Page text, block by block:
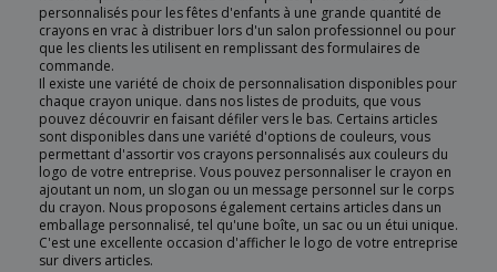
personnalisés pour les fêtes d'enfants à une grande quantité de
crayons en vrac à distribuer lors d'un salon professionnel ou pour
que les clients les utilisent en remplissant des formulaires de
commande.
Il existe une variété de choix de personnalisation disponibles pour
chaque crayon unique. dans nos listes de produits, que vous
pouvez découvrir en faisant défiler vers le bas. Certains articles
sont disponibles dans une variété d'options de couleurs, vous
permettant d'assortir vos crayons personnalisés aux couleurs du
logo de votre entreprise. Vous pouvez personnaliser le crayon en
ajoutant un nom, un slogan ou un message personnel sur le corps
du crayon. Nous proposons également certains articles dans un
emballage personnalisé, tel qu'une boîte, un sac ou un étui unique.
C'est une excellente occasion d'afficher le logo de votre entreprise
sur divers articles.